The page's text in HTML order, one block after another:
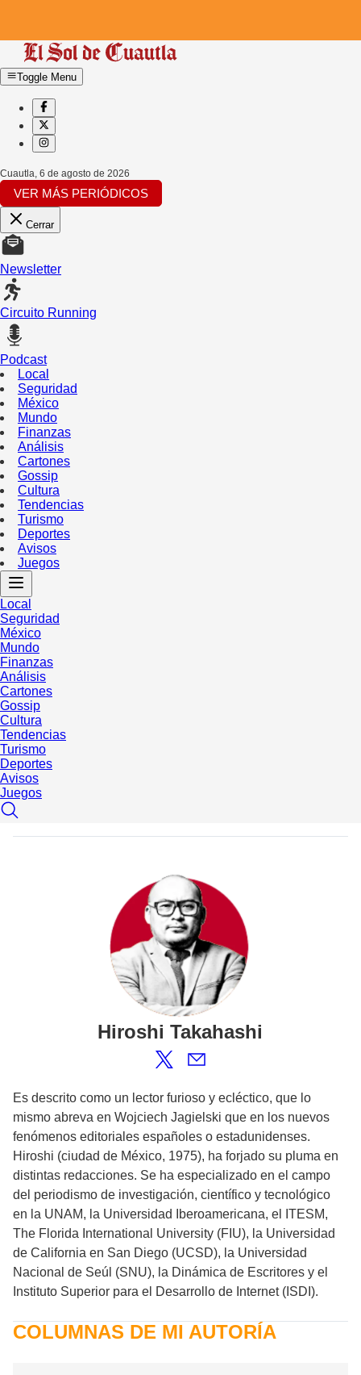
Toggle Menu
Cuautla, 6 de agosto de 2026
VER MÁS PERIÓDICOS
Cerrar
Newsletter
Circuito Running
Podcast
Local
Seguridad
México
Mundo
Finanzas
Análisis
Cartones
Gossip
Cultura
Tendencias
Turismo
Deportes
Avisos
Juegos
Local
Seguridad
México
Mundo
Finanzas
Análisis
Cartones
Gossip
Cultura
Tendencias
Turismo
Deportes
Avisos
Juegos
Hiroshi Takahashi
Es descrito como un lector furioso y ecléctico, que lo
mismo abreva en Wojciech Jagielski que en los nuevos
fenómenos editoriales españoles o estadunidenses.
Hiroshi (ciudad de México, 1975), ha forjado su pluma en
distintas redacciones. Se ha especializado en el campo
del periodismo de investigación, científico y tecnológico
en la UNAM, la Universidad Iberoamericana, el ITESM,
The Florida International University (FIU), la Universidad
de California en San Diego (UCSD), la Universidad
Nacional de Seúl (SNU), la Dinámica de Escritores y el
Instituto Superior para el Desarrollo de Internet (ISDI).
COLUMNAS DE MI AUTORÍA